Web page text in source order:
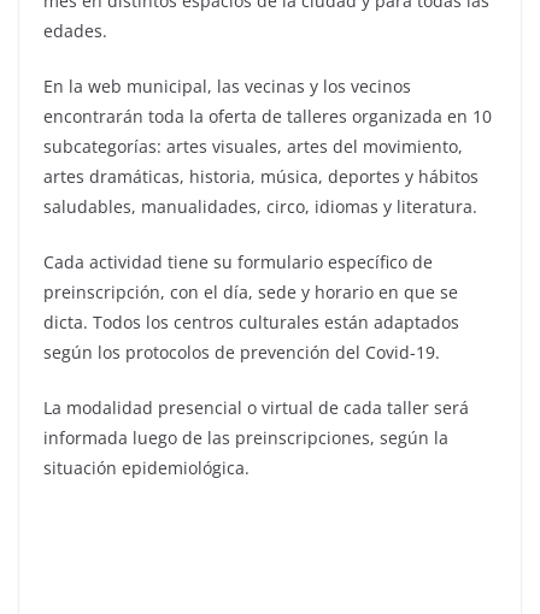
edades.
En la web municipal, las vecinas y los vecinos
encontrarán toda la oferta de talleres organizada en 10
subcategorías: artes visuales, artes del movimiento,
artes dramáticas, historia, música, deportes y hábitos
saludables, manualidades, circo, idiomas y literatura.
Cada actividad tiene su formulario específico de
preinscripción, con el día, sede y horario en que se
dicta. Todos los centros culturales están adaptados
según los protocolos de prevención del Covid-19.
La modalidad presencial o virtual de cada taller será
informada luego de las preinscripciones, según la
situación epidemiológica.